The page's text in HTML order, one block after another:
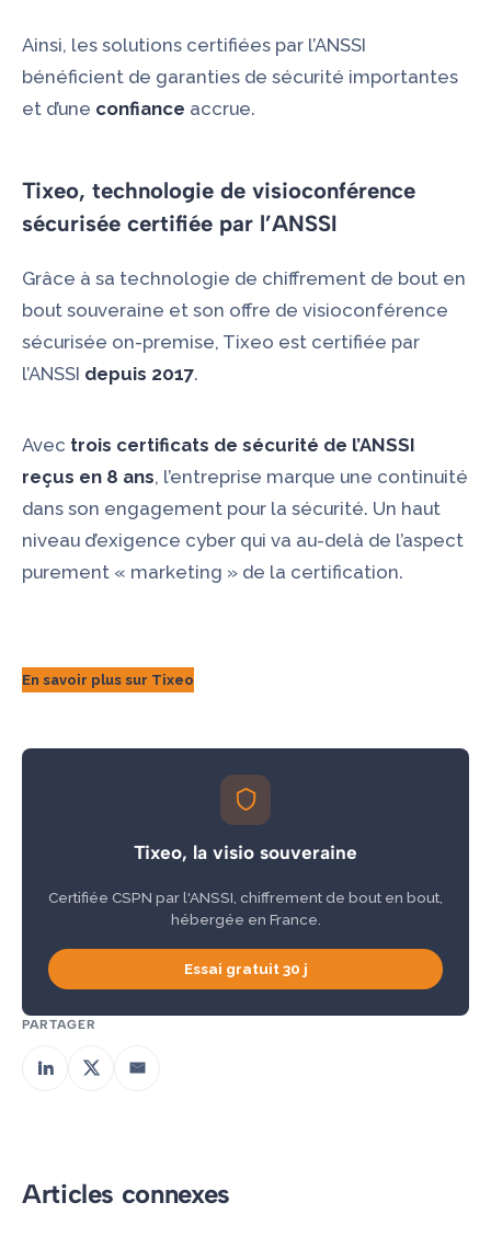
Ainsi, les solutions certifiées par l’ANSSI
bénéficient de garanties de sécurité importantes
et d’une confiance accrue.
Tixeo, technologie de visioconférence
sécurisée certifiée par l’ANSSI
Grâce à sa technologie de chiffrement de bout en
bout souveraine et son offre de visioconférence
sécurisée on-premise, Tixeo est certifiée par
l’ANSSI depuis 2017.
Avec trois certificats de sécurité de l’ANSSI
reçus en 8 ans, l’entreprise marque une continuité
dans son engagement pour la sécurité. Un haut
niveau d’exigence cyber qui va au-delà de l’aspect
purement « marketing » de la certification.
En savoir plus sur Tixeo
Tixeo, la visio souveraine
Certifiée CSPN par l'ANSSI, chiffrement de bout en bout,
hébergée en France.
Essai gratuit 30 j
PARTAGER
Articles connexes